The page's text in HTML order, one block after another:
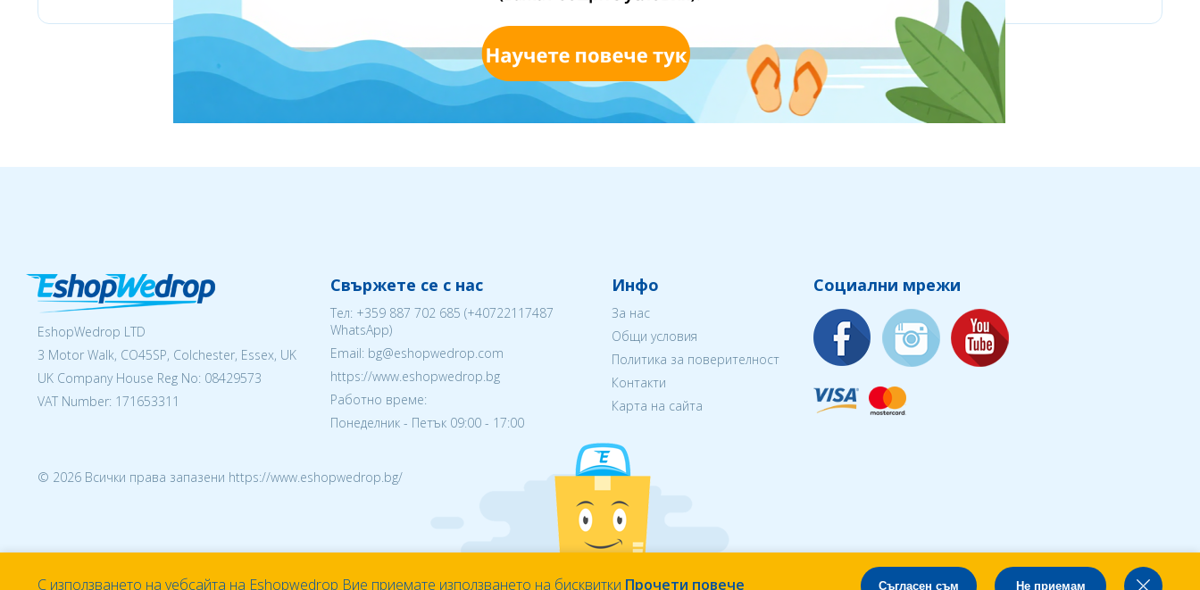
EshopWedrop LTD
3 Motor Walk, CO45SP, Colchester, Essex, UK
UK Company House Reg No: 08429573
VAT Number: 171653311
Свържете се с нас
Тел: +359 887 702 685 (+40722117487
WhatsApp)
Email: bg@eshopwedrop.com
https://www.eshopwedrop.bg
Работно време:
Понеделник - Петък 09:00 - 17:00
Инфо
За нас
Общи условия
Политика за поверителност
Контакти
Карта на сайта
Социални мрежи
© 2026 Всички права запазени https://www.eshopwedrop.bg/
С използването на уебсайта на Eshopwedrop Вие приемате използването на бисквитки Прочети повече Не приемам
Съгласен съм